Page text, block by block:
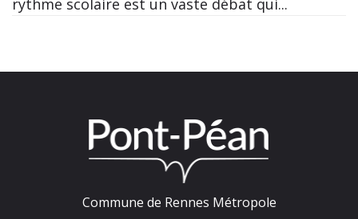
Commune de Rennes Métropole